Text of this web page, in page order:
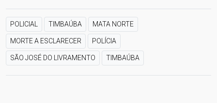
POLICIAL TIMBAÚBA MATA NORTE
MORTE A ESCLARECER POLÍCIA
SÃO JOSÉ DO LIVRAMENTO TIMBAÚBA